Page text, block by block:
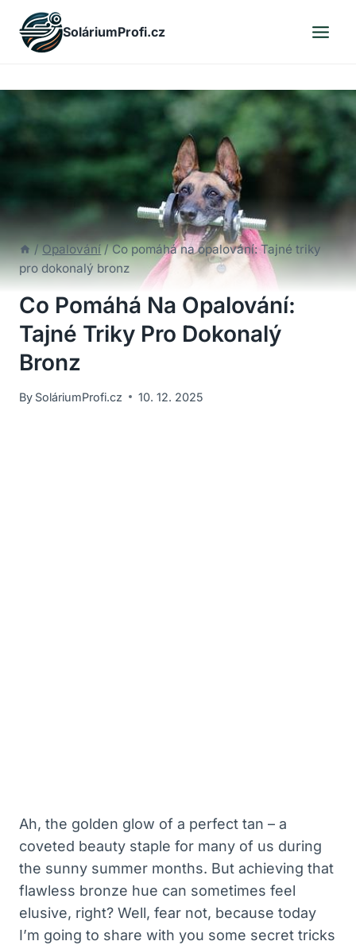
content
SoláriumProfi.cz
/ Opalování / Co pomáhá na opalování: Tajné triky
pro dokonalý bronz
Co Pomáhá Na Opalování:
Tajné Triky Pro Dokonalý
Bronz
By SoláriumProfi.cz 10. 12. 2025
Ah, the golden glow of a perfect tan – a
coveted beauty staple for many of us during
the sunny summer months. But achieving that
flawless bronze hue can sometimes feel
elusive, right? Well, fear not, because today
I’m going to share with you some secret tricks